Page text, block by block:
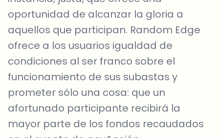
oportunidad de alcanzar la gloria a
aquellos que participan. Random Edge
ofrece a los usuarios igualdad de
condiciones al ser franco sobre el
funcionamiento de sus subastas y
prometer sólo una cosa: que un
afortunado participante recibirá la
mayor parte de los fondos recaudados